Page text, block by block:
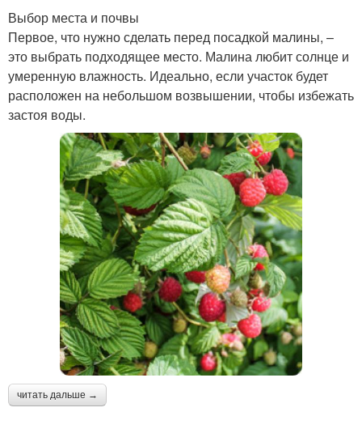
Выбор места и почвы
Первое, что нужно сделать перед посадкой малины, –
это выбрать подходящее место. Малина любит солнце и
умеренную влажность. Идеально, если участок будет
расположен на небольшом возвышении, чтобы избежать
застоя воды.
читать дальше →